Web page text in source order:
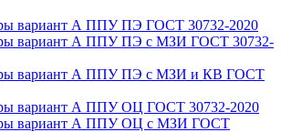
вариант А ППУ ПЭ ГОСТ 30732-2020
вариант А ППУ ПЭ с МЗИ ГОСТ 30732-
вариант А ППУ ПЭ с МЗИ и КВ ГОСТ
вариант А ППУ ОЦ ГОСТ 30732-2020
вариант А ППУ ОЦ с МЗИ ГОСТ